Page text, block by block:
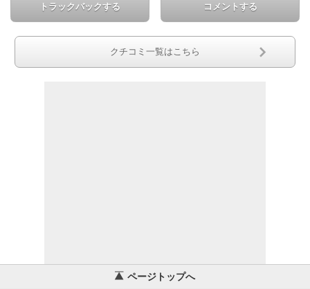
トラックバックする コメントする
クチコミ一覧はこちら
ページトップへ